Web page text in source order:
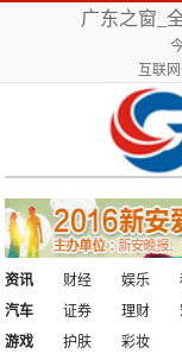
广东之窗_
互联
资讯 财经 娱乐
汽车
证券 理财
游戏
护肤
彩妆